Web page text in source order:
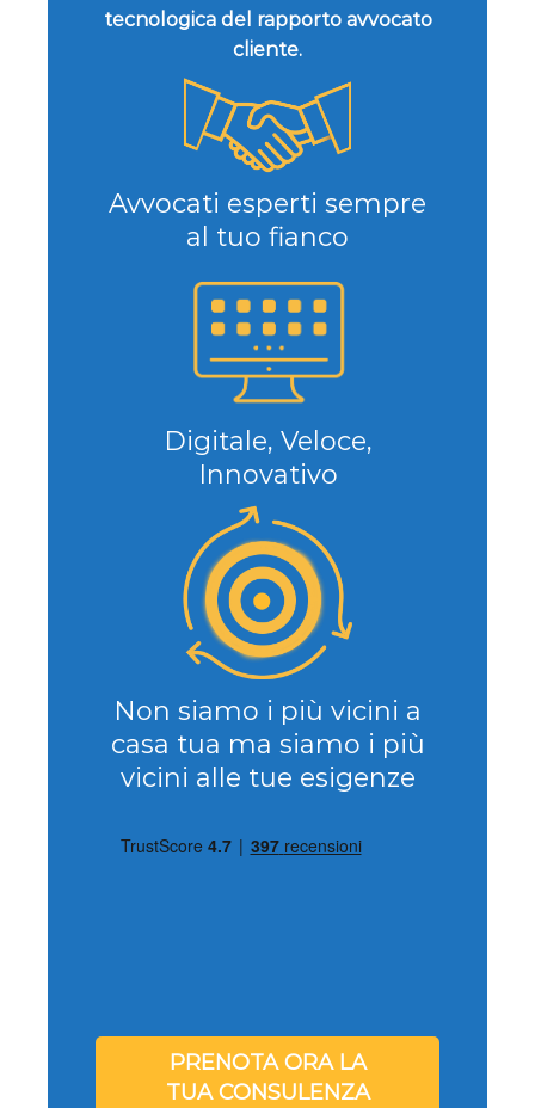
tecnologica del rapporto avvocato
cliente.
Avvocati esperti sempre
al tuo fianco
Digitale, Veloce,
Innovativo
Non siamo i più vicini a
casa tua ma siamo i più
vicini alle tue esigenze
PRENOTA ORA LA
TUA CONSULENZA